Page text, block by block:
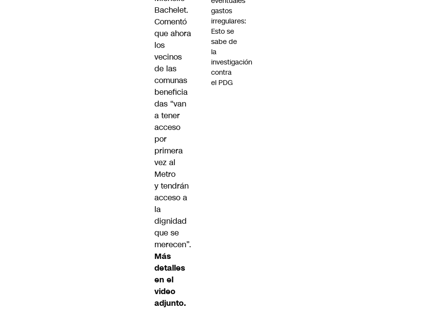
Bachelet.
Comentó
que ahora
los
vecinos
de las
comunas
beneficia
das “van
a tener
acceso
por
primera
vez al
Metro
y tendrán
acceso a
la
dignidad
que se
merecen”.
Más
detalles
en el
video
adjunto.
gastos
irregulares:
Esto se
sabe de
la
investigación
contra
el PDG